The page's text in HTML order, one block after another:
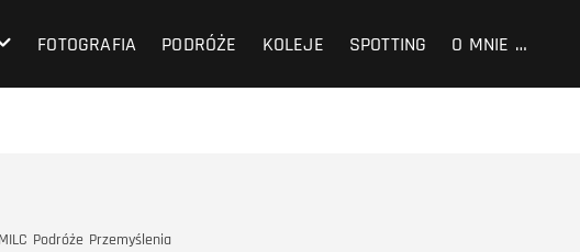
FOTOGRAFIA PODRÓŻE KOLEJE SPOTTING O MNIE …
MILC Podróże Przemyślenia